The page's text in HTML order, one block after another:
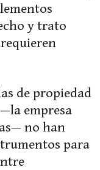
y trato
de propiedad
empresa
no han
para